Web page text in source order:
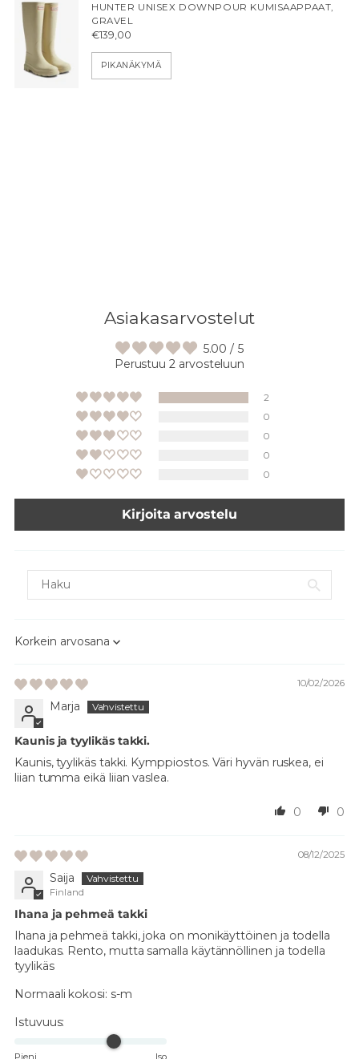
HUNTER UNISEX DOWNPOUR KUMISAAPPAAT,
GRAVEL
€139,00
PIKANÄKYMÄ
Asiakasarvostelut
5.00 / 5
Perustuu 2 arvosteluun
2
0
0
0
0
Kirjoita arvostelu
Sort by
10/02/2026
Marja
Kaunis ja tyylikäs takki.
Kaunis, tyylikäs takki. Kymppiostos. Väri hyvän ruskea, ei
liian tumma eikä liian vaslea.
0 0
08/12/2025
Saija
Finland
Ihana ja pehmeä takki
Ihana ja pehmeä takki, joka on monikäyttöinen ja todella
laadukas. Rento, mutta samalla käytännöllinen ja todella
tyylikäs
Normaali kokosi: s-m
Istuvuus: